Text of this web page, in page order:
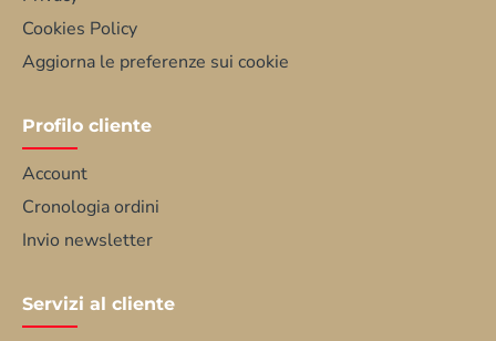
Cookies Policy
Aggiorna le preferenze sui cookie
Profilo cliente
Account
Cronologia ordini
Invio newsletter
Servizi al cliente